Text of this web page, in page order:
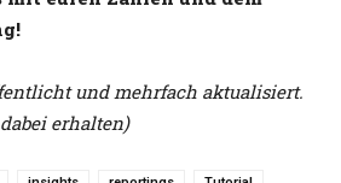
und mehrfach aktualisiert.
erhalten)